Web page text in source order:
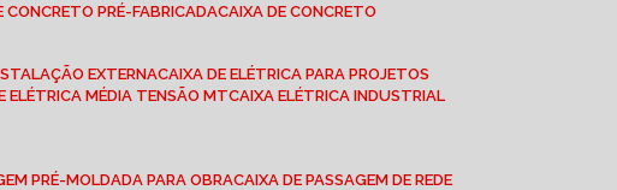
CONCRETO PRÉ-FABRICADA CAIXA DE CONCRETO
EXTERNA CAIXA DE ELÉTRICA PARA PROJETOS
ELÉTRICA MÉDIA TENSÃO MT
CAIXA ELÉTRICA INDUSTRIAL
PRÉ-MOLDADA PARA OBRA CAIXA DE PASSAGEM DE REDE